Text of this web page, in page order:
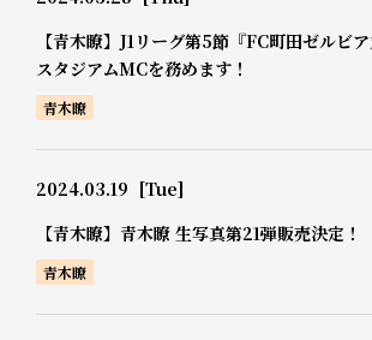
【青木瞭】J1リーグ第5節『FC町田ゼルビア
スタジアムMCを務めます！
青木瞭
2024.03.19 [Tue]
【青木瞭】青木瞭 生写真第21弾販売決定！
青木瞭